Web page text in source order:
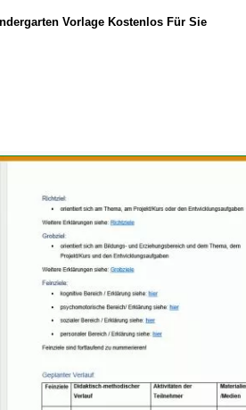
Vorlage Kostenlos Für Sie